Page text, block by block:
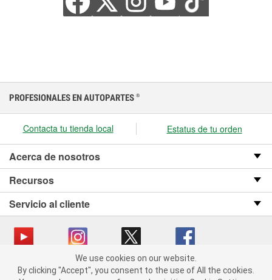
We use cookies on our website. By clicking "Accept", you consent
to the use of All the cookies.
PROFESIONALES EN AUTOPARTES ®
Contacta tu tienda local Estatus de tu orden
Acerca de nosotros
Recursos
Servicio al cliente
Copyright © 2008-2026 O’Reilly Auto Parts v OST_3.2.0.0.729 (3) cv1361
We use cookies on our website.
By clicking "Accept", you consent to the use of All the cookies.